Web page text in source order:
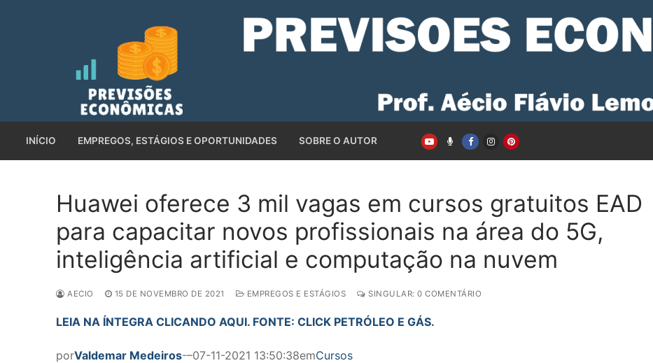
INÍCIO EMPREGOS, ESTÁGIOS E OPORTUNIDADES SOBRE O AUTOR
Huawei oferece 3 mil vagas em cursos gratuitos EAD
para capacitar novos profissionais na área do 5G,
inteligência artificial e computação na nuvem
AECIO 15 DE NOVEMBRO DE 2021 EMPREGOS E ESTÁGIOS SINGULAR: 0 COMENTÁRIO
LEIA NA ÍNTEGRA CLICANDO AQUI. FONTE: CLICK PETRÓLEO E GÁS.
porValdemar Medeiros-–07-11-2021 13:50:38emCursos